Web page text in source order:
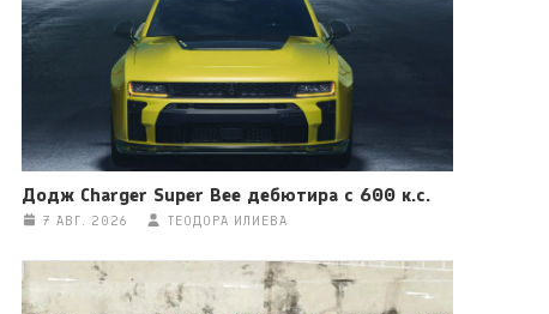
Додж Charger Super Bee дебютира с 600 к.с.
7 АВГ. 2026 ТЕОДОРА ИЛИЕВА